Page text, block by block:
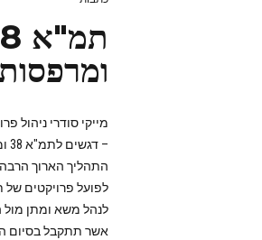
מייקי סודרי ניהול
–
התהליך הארוך
לנהל משא ומתן מול
אשר תתקבל בסיום